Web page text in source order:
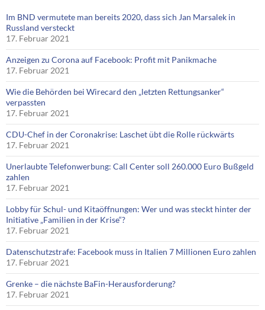
Im BND vermutete man bereits 2020, dass sich Jan Marsalek in
Russland versteckt
17. Februar 2021
Anzeigen zu Corona auf Facebook: Profit mit Panikmache
17. Februar 2021
Wie die Behörden bei Wirecard den „letzten Rettungsanker“
verpassten
17. Februar 2021
CDU-Chef in der Coronakrise: Laschet übt die Rolle rückwärts
17. Februar 2021
Unerlaubte Telefonwerbung: Call Center soll 260.000 Euro Bußgeld
zahlen
17. Februar 2021
Lobby für Schul- und Kitaöffnungen: Wer und was steckt hinter der
Initiative „Familien in der Krise“?
17. Februar 2021
Datenschutzstrafe: Facebook muss in Italien 7 Millionen Euro zahlen
17. Februar 2021
Grenke – die nächste BaFin-Herausforderung?
17. Februar 2021